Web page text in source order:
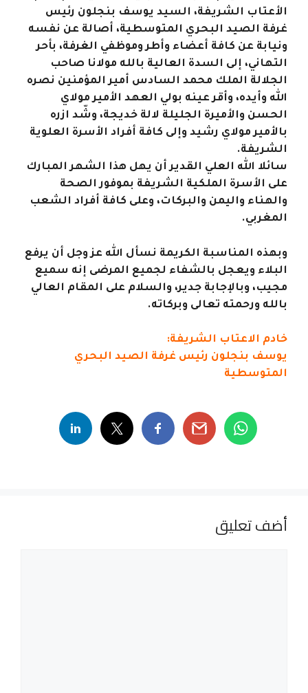
الأعتاب الشريفة، السيد يوسف بنجلون رئيس
غرفة الصيد البحري المتوسطية، أصالة عن نفسه
ونيابة عن كافة أعضاء وأطر وموظفي الغرفة، بأحر
التهاني، إلى السدة العالية بالله مولانا صاحب
الجلالة الملك محمد السادس أمير المؤمنين نصره
الله وأيده، وأقر عينه بولي العهد الأمير مولاي
الحسن والأميرة الجليلة لالة خديجة، وشّد ازره
بالأمير مولاي رشيد وإلى كافة أفراد الأسرة العلوية
الشريفة.
سائلا الله العلي القدير أن يهل هذا الشهر المبارك
على الأسرة الملكية الشريفة بموفور الصحة
والهناء واليمن والبركات، وعلى كافة أفراد الشعب
المغربي.
وبهذه المناسبة الكريمة نسأل الله عز وجل أن يرفع
البلاء ويعجل بالشفاء لجميع المرضى إنه سميع
مجيب، وبالإجابة جدير، والسلام على المقام العالي
بالله ورحمته تعالى وبركاته.
خادم الاعتاب الشريفة:
يوسف بنجلون رئيس غرفة الصيد البحري
المتوسطية
أضف تعليق